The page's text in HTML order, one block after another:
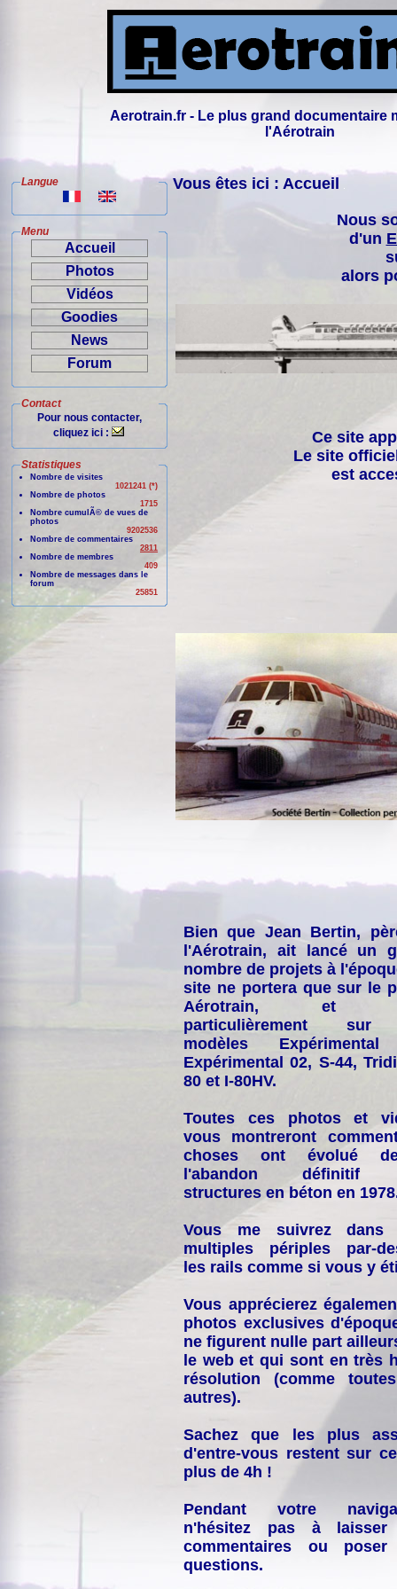
Aerotrain.fr - Le plus grand documentaire
l'Aérotrain
Langue
Menu
Accueil
Photos
Vidéos
Goodies
News
Forum
Contact
Pour nous contacter,
cliquez ici :
Statistiques
Nombre de visites
1021241 (*)
Nombre de photos
1715
Nombre cumulÃ© de vues de
photos
9202536
Nombre de commentaires
2811
Nombre de membres
409
Nombre de messages dans le
forum
25851
Vous êtes ici : Accueil
Nous
d'un
alors
Ce site
Le site
est
Bien que Jean Bertin,
l'Aérotrain, ait lancé un
nombre de projets à
site ne portera que sur le
Aérotrain, et
particulièrement
modèles
Expérimental 02, S-44,
80 et I-80HV.
Toutes ces photos et
vous montreront
choses ont évolué
l'abandon définitif
structures en béton en
Vous me suivrez dans
multiples périples par-
les rails comme si vous y
Vous apprécierez
photos exclusives
ne figurent nulle part
le web et qui sont en très
résolution (comme
autres).
Sachez que les plus
d'entre-vous restent sur
plus de 4h !
Pendant votre
n'hésitez pas à laisser
commentaires ou
questions.